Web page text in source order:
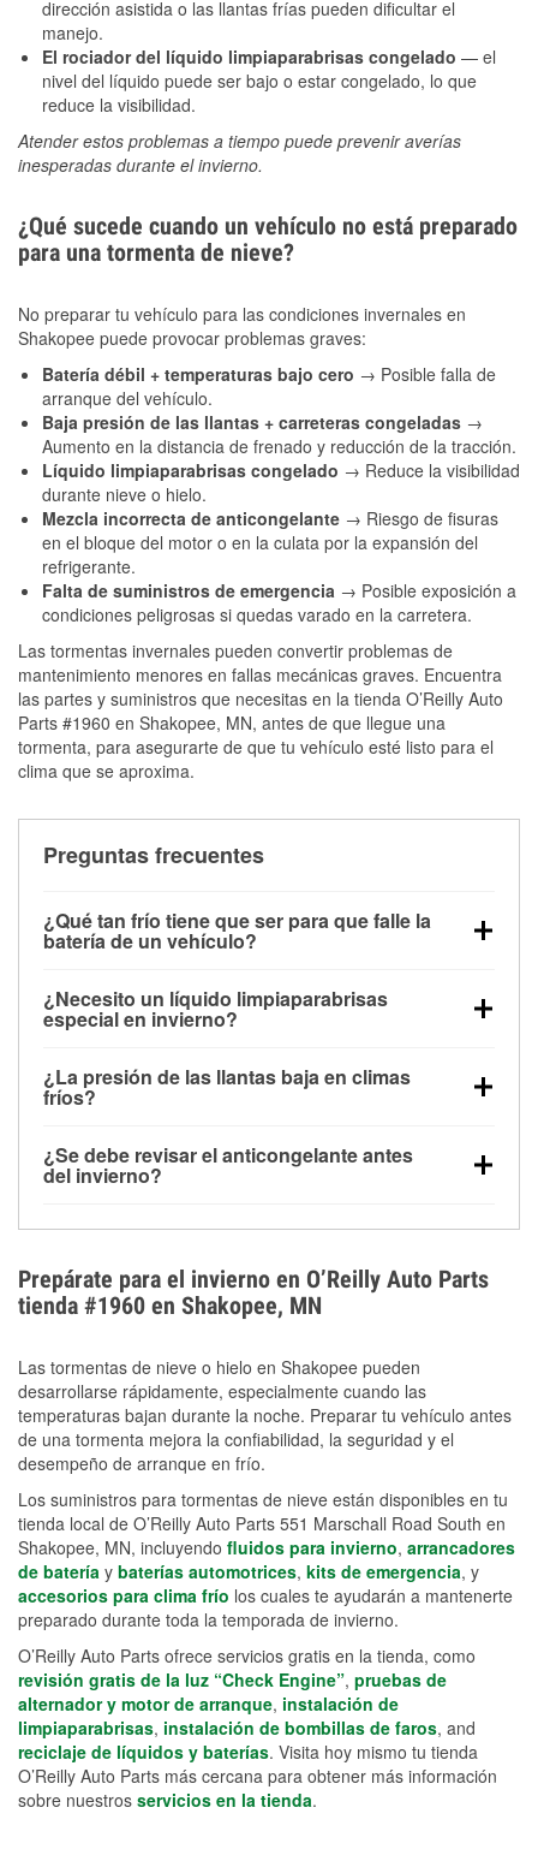
dirección asistida o las llantas frías pueden dificultar el
manejo.
El rociador del líquido limpiaparabrisas congelado — el
nivel del líquido puede ser bajo o estar congelado, lo que
reduce la visibilidad.
Atender estos problemas a tiempo puede prevenir averías
inesperadas durante el invierno.
¿Qué sucede cuando un vehículo no está preparado
para una tormenta de nieve?
No preparar tu vehículo para las condiciones invernales en
Shakopee puede provocar problemas graves:
Batería débil + temperaturas bajo cero → Posible falla de
arranque del vehículo.
Baja presión de las llantas + carreteras congeladas →
Aumento en la distancia de frenado y reducción de la tracción.
Líquido limpiaparabrisas congelado → Reduce la visibilidad
durante nieve o hielo.
Mezcla incorrecta de anticongelante → Riesgo de fisuras
en el bloque del motor o en la culata por la expansión del
refrigerante.
Falta de suministros de emergencia → Posible exposición a
condiciones peligrosas si quedas varado en la carretera.
Las tormentas invernales pueden convertir problemas de
mantenimiento menores en fallas mecánicas graves. Encuentra
las partes y suministros que necesitas en la tienda O’Reilly Auto
Parts #1960 en Shakopee, MN, antes de que llegue una
tormenta, para asegurarte de que tu vehículo esté listo para el
clima que se aproxima.
Preguntas frecuentes
¿Qué tan frío tiene que ser para que falle la
batería de un vehículo?
debajo de los 32 °F y puede perder hasta la mitad de
su potencia de arranque cerca de los 0 °F, lo que
arranque.
¿Necesito un líquido limpiaparabrisas
especial en invierno?
la congelación y ayuda a disolver la sal y la nieve
derretida en la carretera para mejorar la visibilidad.
¿La presión de las llantas baja en climas
fríos?
alrededor de 1 PSI por cada 10 °F que baja la
temperatura. Puedes obtener más información sobre
¿Se debe revisar el anticongelante antes
del invierno?
el sobrecalentamiento en condiciones de frío
extremo. Aprende cómo comprobar la protección
anticongelante en nuestra sección How-To.
Prepárate para el invierno en O’Reilly Auto Parts
tienda #1960 en Shakopee, MN
Las tormentas de nieve o hielo en Shakopee pueden
desarrollarse rápidamente, especialmente cuando las
temperaturas bajan durante la noche. Preparar tu vehículo antes
de una tormenta mejora la confiabilidad, la seguridad y el
desempeño de arranque en frío.
Los suministros para tormentas de nieve están disponibles en tu
tienda local de O’Reilly Auto Parts 551 Marschall Road South en
Shakopee, MN, incluyendo fluidos para invierno, arrancadores
de batería y baterías automotrices, kits de emergencia, y
accesorios para clima frío los cuales te ayudarán a mantenerte
preparado durante toda la temporada de invierno.
O’Reilly Auto Parts ofrece servicios gratis en la tienda, como
revisión gratis de la luz “Check Engine”, pruebas de
alternador y motor de arranque, instalación de
limpiaparabrisas, instalación de bombillas de faros, and
reciclaje de líquidos y baterías. Visita hoy mismo tu tienda
O’Reilly Auto Parts más cercana para obtener más información
sobre nuestros servicios en la tienda.